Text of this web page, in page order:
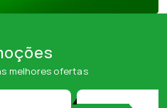
melhores ofertas